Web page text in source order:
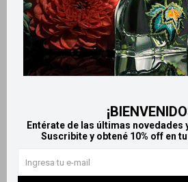
Entérate de las últimas novedades
Suscribite y obtené 10% off en
LlegaMAÑANA
LlegaMAÑANA
A Base De Siliconas 100ml
$ 688